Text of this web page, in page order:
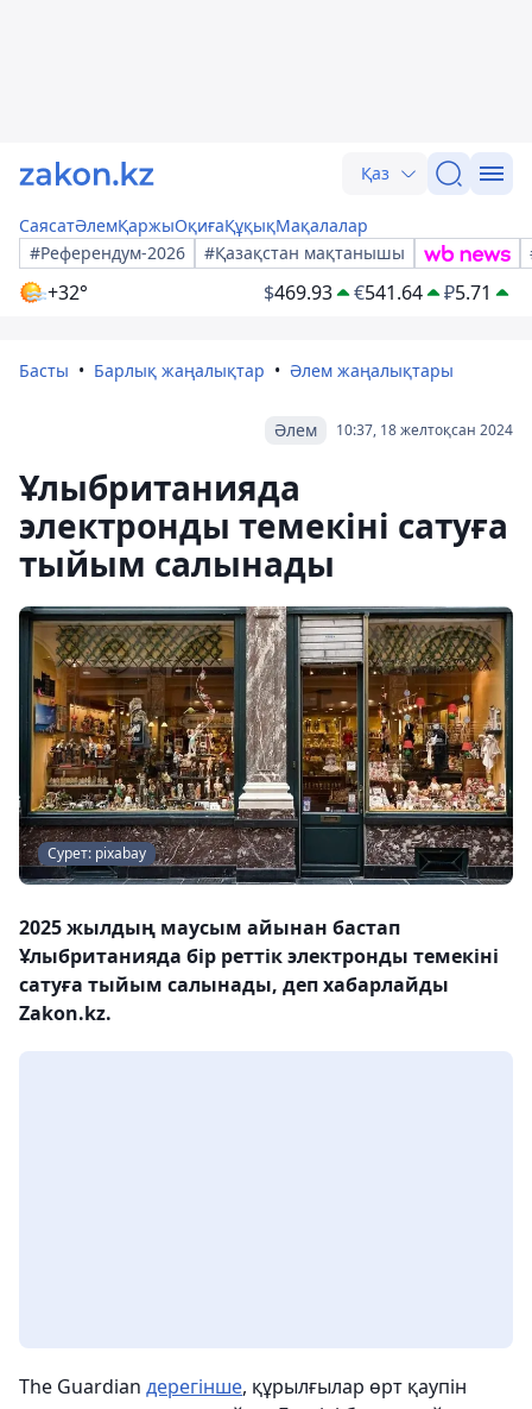
Қаз
СаясатӘлемҚаржыОқиғаҚұқықМақалалар
#Референдум-2026
#Қазақстан мақтанышы
+32° $469.93 €541.64 ₽5.71
Басты Барлық жаңалықтар Әлем жаңалықтары
10:37, 18 желтоқсан 2024
Әлем
Ұлыбританияда
электронды темекіні сатуға
тыйым салынады
Сурет: pixabay
2025 жылдың маусым айынан бастап
Ұлыбританияда бір реттік электронды темекіні
сатуға тыйым салынады, деп хабарлайды
Zakon.kz.
The Guardian дерегінше, құрылғылар өрт қаупін